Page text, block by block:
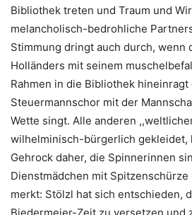
Bibliothek treten und Traum und
melancholisch-bedrohliche
Stimmung dringt auch durch, wenn
Holländers mit seinem
Rahmen in die Bibliothek
Steuermannschor mit der
Wette singt. Alle anderen
wilhelminisch-bürgerlich gekleidet,
Gehrock daher, die Spinnerinnen
Dienstmädchen mit Spitzenschürze
merkt: Stölzl hat sich entschieden,